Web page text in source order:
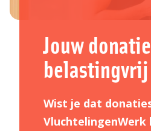
Jouw donatie
belastingvrij
Wist je dat